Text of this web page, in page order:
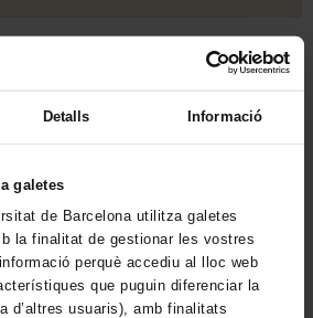
Detalls Informació
galetes
de Barcelona utilitza galetes
la finalitat de gestionar les vostres
perquè accediu al lloc web
que puguin diferenciar la
d’altres usuaris), amb finalitats